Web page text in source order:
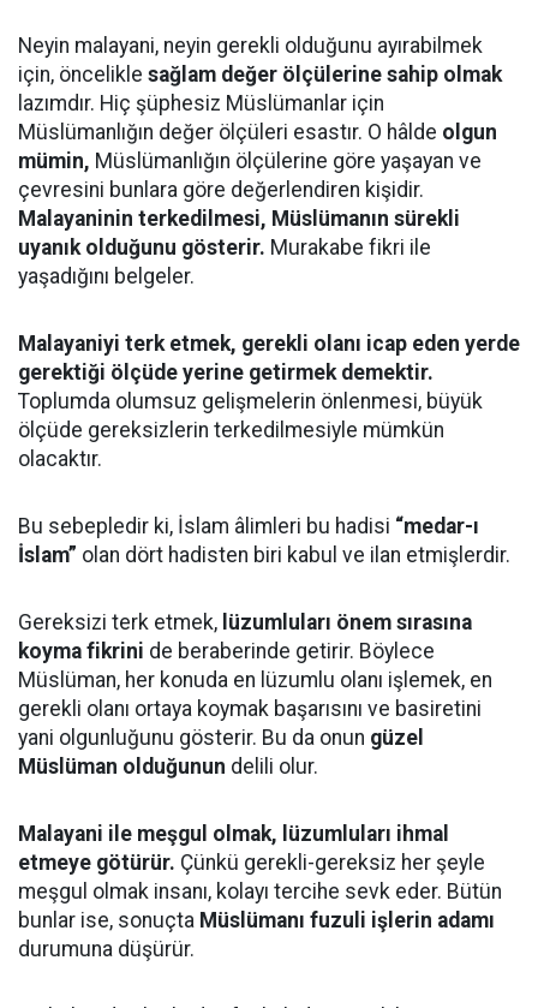
Neyin malayani, neyin gerekli olduğunu ayırabilmek
için, öncelikle sağlam değer ölçülerine sahip olmak
lazımdır. Hiç şüphesiz Müslümanlar için
Müslümanlığın değer ölçüleri esastır. O hâlde olgun
mümin, Müslümanlığın ölçülerine göre yaşayan ve
çevresini bunlara göre değerlendiren kişidir.
Malayaninin terkedilmesi, Müslümanın sürekli
uyanık olduğunu gösterir. Murakabe fikri ile
yaşadığını belgeler.
Malayaniyi terk etmek, gerekli olanı icap eden yerde
gerektiği ölçüde yerine getirmek demektir.
Toplumda olumsuz gelişmelerin önlenmesi, büyük
ölçüde gereksizlerin terkedilmesiyle mümkün
olacaktır.
Bu sebepledir ki, İslam âlimleri bu hadisi “medar-ı
İslam” olan dört hadisten biri kabul ve ilan etmişlerdir.
Gereksizi terk etmek, lüzumluları önem sırasına
koyma fikrini de beraberinde getirir. Böylece
Müslüman, her konuda en lüzumlu olanı işlemek, en
gerekli olanı ortaya koymak başarısını ve basiretini
yani olgunluğunu gösterir. Bu da onun güzel
Müslüman olduğunun delili olur.
Malayani ile meşgul olmak, lüzumluları ihmal
etmeye götürür. Çünkü gerekli-gereksiz her şeyle
meşgul olmak insanı, kolayı tercihe sevk eder. Bütün
bunlar ise, sonuçta Müslümanı fuzuli işlerin adamı
durumuna düşürür.